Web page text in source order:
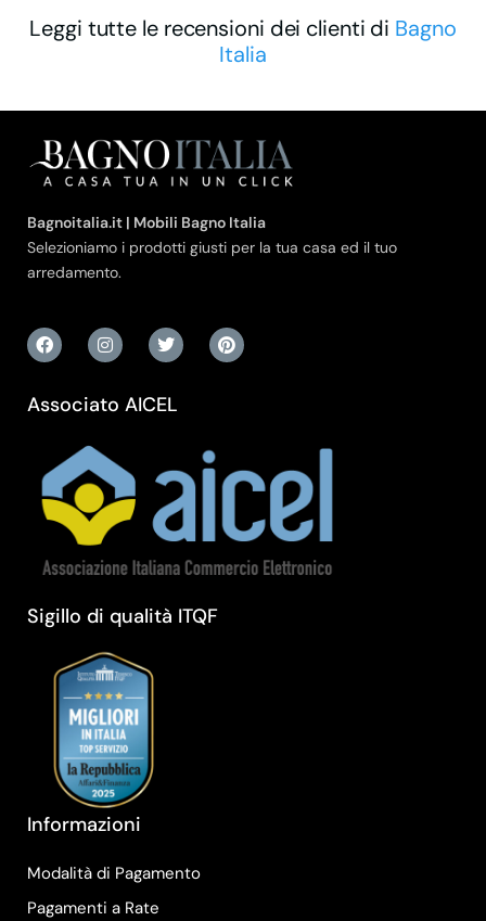
Leggi tutte le recensioni dei clienti di Bagno
Italia
Bagnoitalia.it | Mobili Bagno Italia
Selezioniamo i prodotti giusti per la tua casa ed il tuo
arredamento.
Associato AICEL
Sigillo di qualità ITQF
Informazioni
Modalità di Pagamento
Pagamenti a Rate